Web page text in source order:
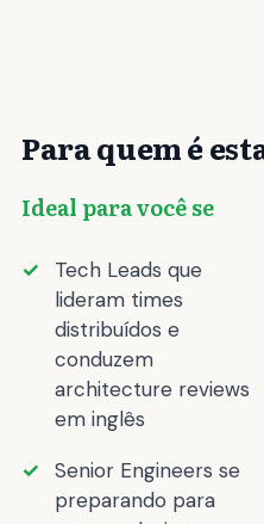
Para quem é
Ideal para você se
Tech Leads que
lideram times
distribuídos e
conduzem
architecture reviews
em inglês
Senior Engineers se
preparando para